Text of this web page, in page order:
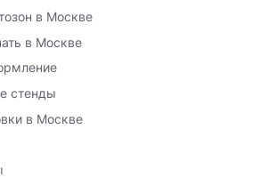
в Москве
в Москве
стенды
в Москве